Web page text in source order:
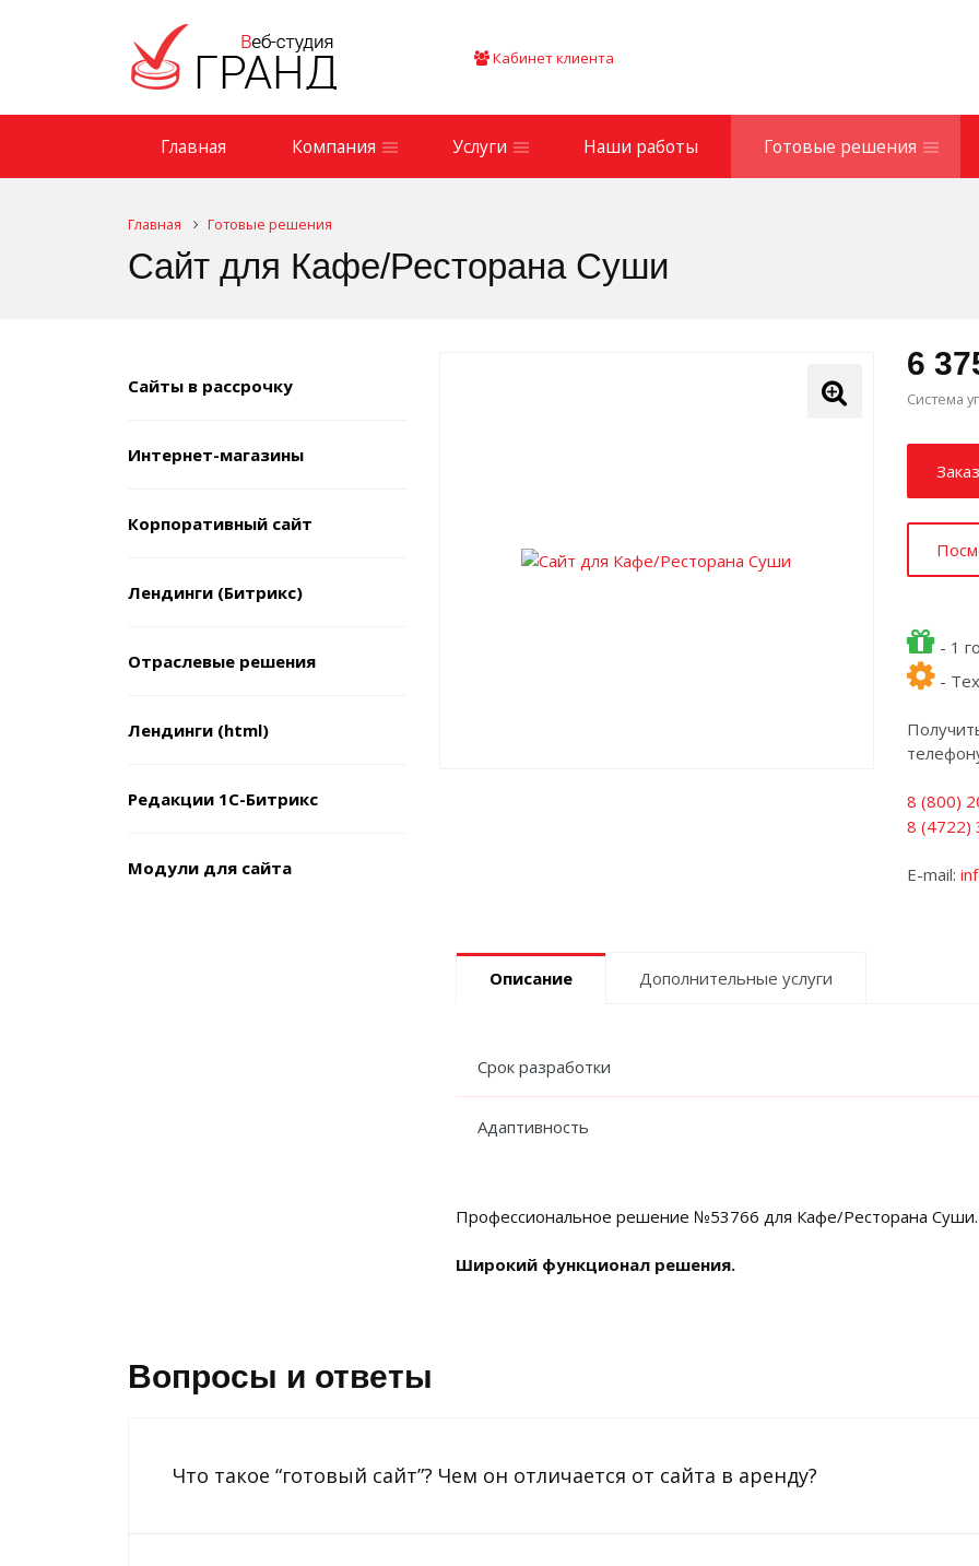
Кабинет клиента
Главная Компания Услуги Наши работы Готовые решения
Главная Готовые решения
Сайт для Кафе/Ресторана Суши
Сайты в рассрочку
Интернет-магазины
Корпоративный сайт
Лендинги (Битрикс)
Отраслевые решения
Лендинги (html)
Редакции 1С-Битрикс
Модули для сайта
6
Система
- 1
-
8 (800)
8 (4722)
E-mail:
Описание Дополнительные услуги
Срок разработки
Адаптивность
Профессиональное решение №53766 для Кафе/Ресторана Суши.
Широкий функционал решения.
Вопросы и ответы
Что такое “готовый сайт”? Чем он отличается от сайта в аренду?